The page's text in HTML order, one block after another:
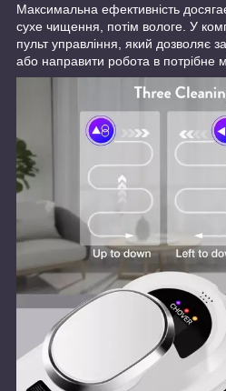
Максимальна ефективність
сухе чищення, потім вологе. У
пульт управління, який дозволяє
або направити робота в потрібне